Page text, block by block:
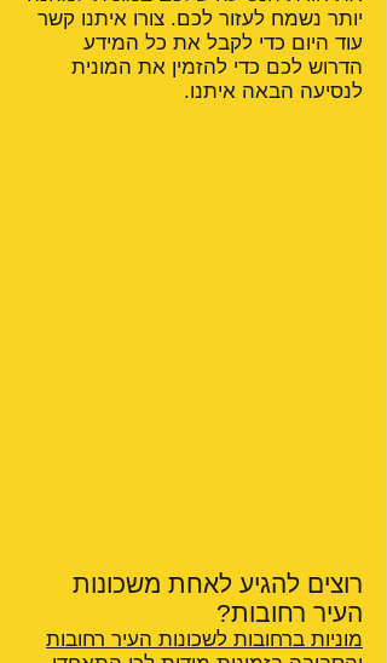
יותר נשמח לעזור לכם. צורו איתנו קשר
עוד היום כדי לקבל את כל המידע
הדרוש לכם כדי להזמין את המונית
לנסיעה הבאה איתנו.
רוצים להגיע לאחת משכונות
העיר רחובות?
מוניות ברחובות לשכונות העיר רחובות